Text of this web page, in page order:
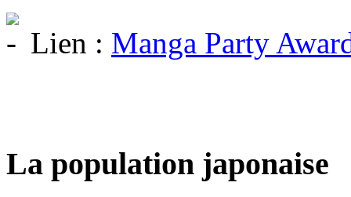
Lien : Manga Party
La population japonaise